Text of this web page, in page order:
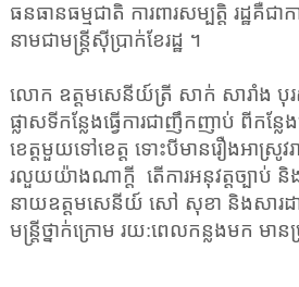
ធនធានធម្មជាតិ ការពារសម្បត្តិ រដ្ឋគឺជា
នាមជាមន្ត្រីស៊ីប្រាក់ខែរដ្ឋ ។
លោក ឧត្តមសេនីយ៍ត្រី សាក់ សារាំង បុរ
ផ្លាសទីកន្លែងធ្វើការជាញឹកញាប់ ពីកន្
ខេត្តមួយទៅខេត្ត ទោះបីមានរឿងអាស្
រលួយយ៉ាងណាក្តី តើការអនុវត្តច្បាប់
នាយឧត្តមសេនីយ៍ សៅ សុខា និងសារ
មន្ត្រីថ្នាក់ក្រោម រយ:ពេលកន្លងមក មានប្